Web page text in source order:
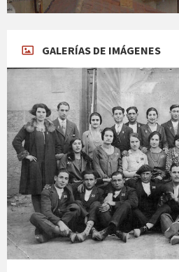
GALERÍAS DE IMÁGENES